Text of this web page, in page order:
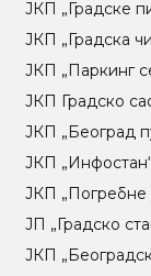
ЈКП „Градске
ЈКП „Градска
ЈКП „Паркинг
ЈКП Градско
ЈКП „Београд
ЈКП
ЈКП „Погребне
ЈП „Градско
ЈКП